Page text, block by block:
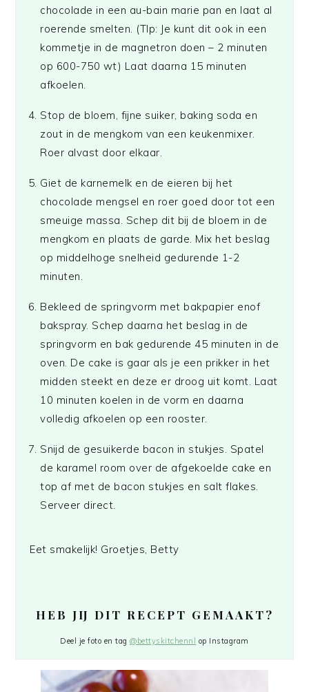
chocolade in een au-bain marie pan en laat al
roerende smelten. (TIp: Je kunt dit ook in een
kommetje in de magnetron doen – 2 minuten
op 600-750 wt) Laat daarna 15 minuten
afkoelen.
Stop de bloem, fijne suiker, baking soda en
zout in de mengkom van een keukenmixer.
Roer alvast door elkaar.
Giet de karnemelk en de eieren bij het
chocolade mengsel en roer goed door tot een
smeuige massa. Schep dit bij de bloem in de
mengkom en plaats de garde. Mix het beslag
op middelhoge snelheid gedurende 1-2
minuten.
Bekleed de springvorm met bakpapier enof
bakspray. Schep daarna het beslag in de
springvorm en bak gedurende 45 minuten in de
oven. De cake is gaar als je een prikker in het
midden steekt en deze er droog uit komt. Laat
10 minuten koelen in de vorm en daarna
volledig afkoelen op een rooster.
Snijd de gesuikerde bacon in stukjes. Spatel
de karamel room over de afgekoelde cake en
top af met de bacon stukjes en salt flakes.
Serveer direct.
Eet smakelijk! Groetjes, Betty
HEB JIJ DIT RECEPT GEMAAKT?
Deel je foto en tag@bettyskitchennl op Instagram